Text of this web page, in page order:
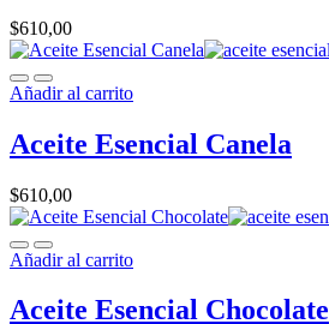
$610,00
Añadir al carrito
Aceite Esencial Canela
$610,00
Añadir al carrito
Aceite Esencial Chocolate